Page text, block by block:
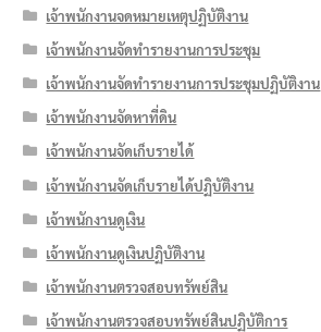
เจ้าพนักงานจดหมายเหตุปฏิบัติงาน
เจ้าพนักงานจัดทำรายงานการประชุม
เจ้าพนักงานจัดทำรายงานการประชุมปฏิบัติงาน
เจ้าพนักงานจัดหาที่ดิน
เจ้าพนักงานจัดเก็บรายได้
เจ้าพนักงานจัดเก็บรายได้ปฏิบัติงาน
เจ้าพนักงานดูเงิน
เจ้าพนักงานดูเงินปฏิบัติงาน
เจ้าพนักงานตรวจสอบทรัพย์สิน
เจ้าพนักงานตรวจสอบทรัพย์สินปฏิบัติการ